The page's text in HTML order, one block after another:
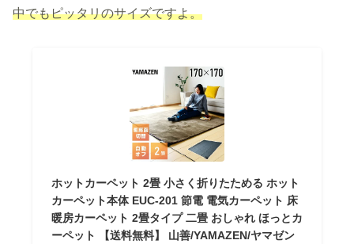
中でもピッタリのサイズですよ。
ホットカーペット 2畳 小さく折りたためる ホット
カーペット本体 EUC-201 節電 電気カーペット 床
暖房カーペット 2畳タイプ 二畳 おしゃれ ほっとカ
ーペット 【送料無料】 山善/YAMAZEN/ヤマゼン